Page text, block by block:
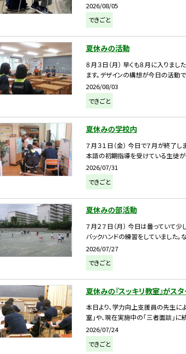
2026/08/05
できごと
夏休みの活動
８月３日（月） 早くも８月に入りま
ます。デザインの構想が今日の活動
2026/08/03
できごと
夏休みの学校内
７月３１日（金） 今日で７月が終了
本語の初期指導を受けている生徒
2026/07/31
できごと
夏休みの部活動
７月２７日（月） 今日は曇っていて
バックハンドの練習をしていました
2026/07/27
できごと
夏休みの『スッキリ教室』がスタ
本日より、学力向上支援員の先生に
室」や、現在実施中の「三者面談」
2026/07/24
できごと